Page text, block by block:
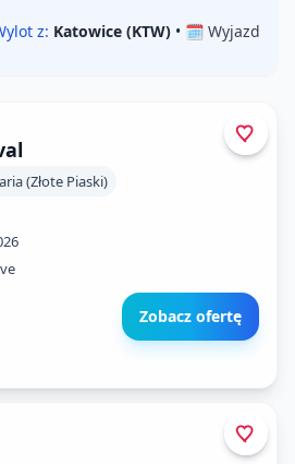
z: Katowice (KTW) • 🗓️ Wyjazd
(Złote Piaski)
Zobacz ofertę